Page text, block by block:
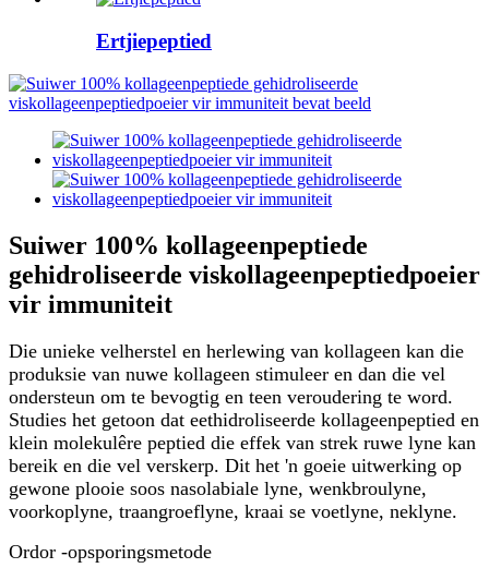
Ertjiepeptied
Suiwer 100% kollageenpeptiede
gehidroliseerde viskollageenpeptiedpoeier
vir immuniteit
Die unieke velherstel en herlewing van kollageen kan die
produksie van nuwe kollageen stimuleer en dan die vel
ondersteun om te bevogtig en teen veroudering te word.
Studies het getoon dat eethidroliseerde kollageenpeptied en
klein molekulêre peptied die effek van strek ruwe lyne kan
bereik en die vel verskerp. Dit het 'n goeie uitwerking op
gewone plooie soos nasolabiale lyne, wenkbroulyne,
voorkoplyne, traangroeflyne, kraai se voetlyne, neklyne.
Ordor -opsporingsmetode